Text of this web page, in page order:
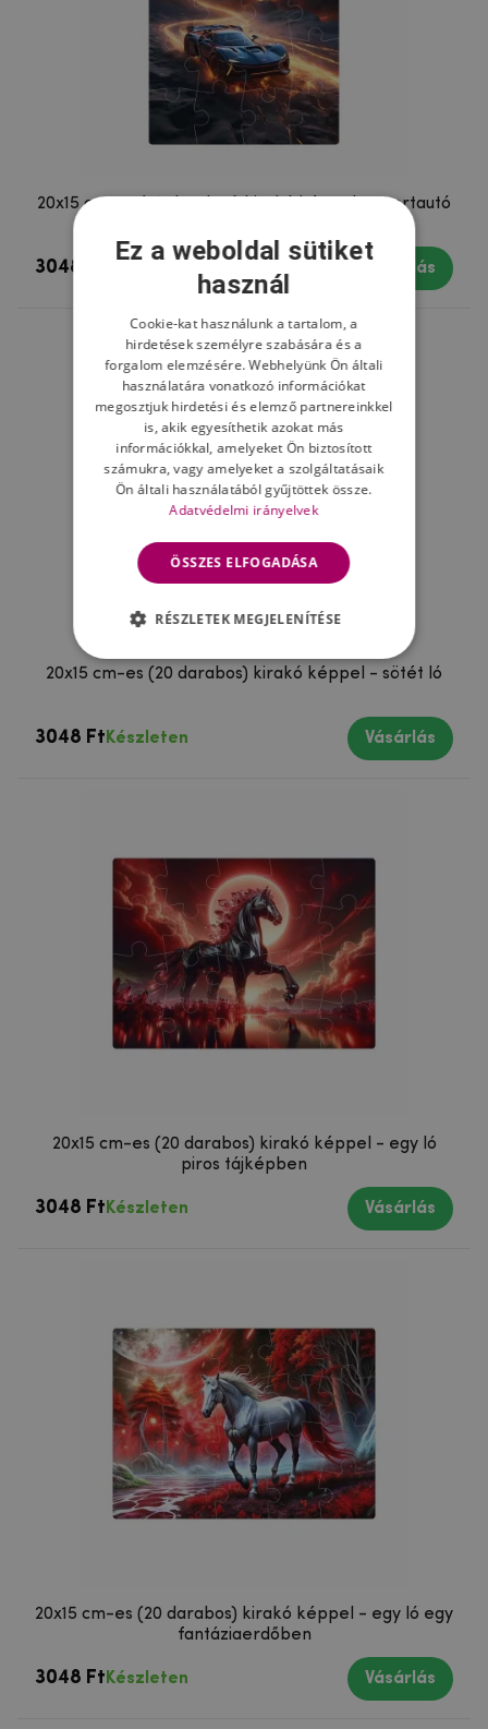
20x15 cm-es (20 darabos) kirakó képpel - sportautó
3048 Ft Vásárlás
20x15 cm-es (20 darabos) kirakó képpel - sötét ló
3048 Ft Készleten Vásárlás
20x15 cm-es (20 darabos) kirakó képpel - egy ló
piros tájképben
3048 Ft Készleten Vásárlás
20x15 cm-es (20 darabos) kirakó képpel - egy ló egy
fantáziaerdőben
3048 Ft Készleten Vásárlás
Ez a weboldal sütiket
használ
Cookie-kat használunk a tartalom, a
hirdetések személyre szabására és a
forgalom elemzésére. Webhelyünk Ön általi
használatára vonatkozó információkat
megosztjuk hirdetési és elemző partnereinkkel
is, akik egyesíthetik azokat más
információkkal, amelyeket Ön biztosított
számukra, vagy amelyeket a szolgáltatásaik
Ön általi használatából gyűjtöttek össze.
Adatvédelmi irányelvek
ÖSSZES ELFOGADÁSA
RÉSZLETEK MEGJELENÍTÉSE